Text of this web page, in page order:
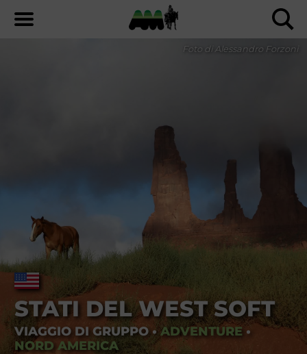
STATI DEL WEST SOFT
VIAGGIO DI GRUPPO• ADVENTURE •
NORD AMERICA
Foto di Alessandro Forzoni